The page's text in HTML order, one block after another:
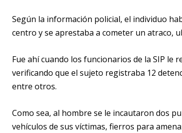
Según la información policial, el individuo
centro y se aprestaba a cometer un atraco,
Fue ahí cuando los funcionarios de la SIP
verificando que el sujeto registraba 12
entre otros.
Como sea, al hombre se le incautaron dos
vehículos de sus víctimas, fierros para